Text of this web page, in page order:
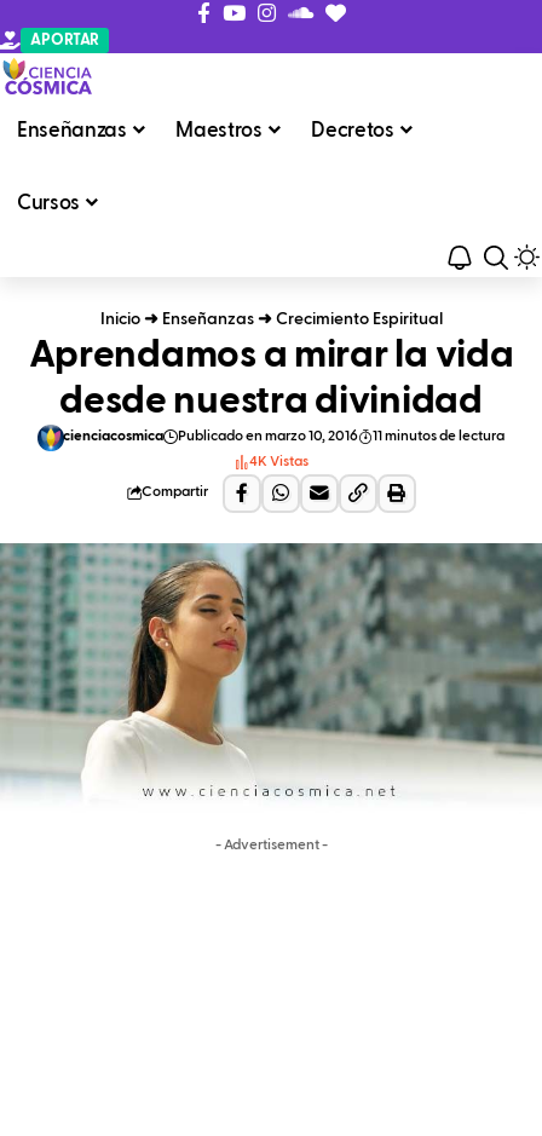
APORTAR
Enseñanzas Maestros Decretos
Cursos
Inicio➜ Enseñanzas➜ Crecimiento Espiritual
Aprendamos a mirar la vida
desde nuestra divinidad
cienciacosmica Publicado en marzo 10, 2016
11 minutos de lectura
4K Vistas
Compartir
- Advertisement -